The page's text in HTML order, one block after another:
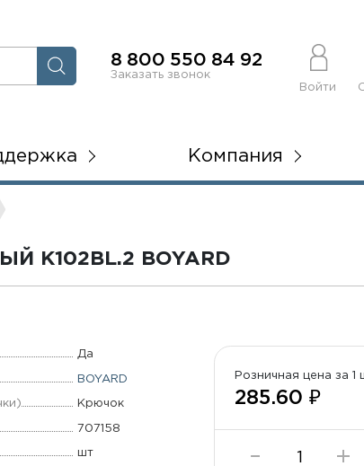
8 800 550 84 92
Заказать звонок
Войти
Компания
BOYARD
Да
BOYARD
Крючок
707158
шт
Розничная цена за 1
285.60 ₽